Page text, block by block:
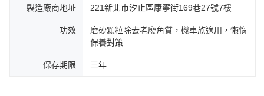
製造廠商地址 221新北市汐止區康寧街169巷27號7樓
功效
磨砂顆粒除去老廢角質，機車族適用，懶惰
保養對策
保存期限 三年